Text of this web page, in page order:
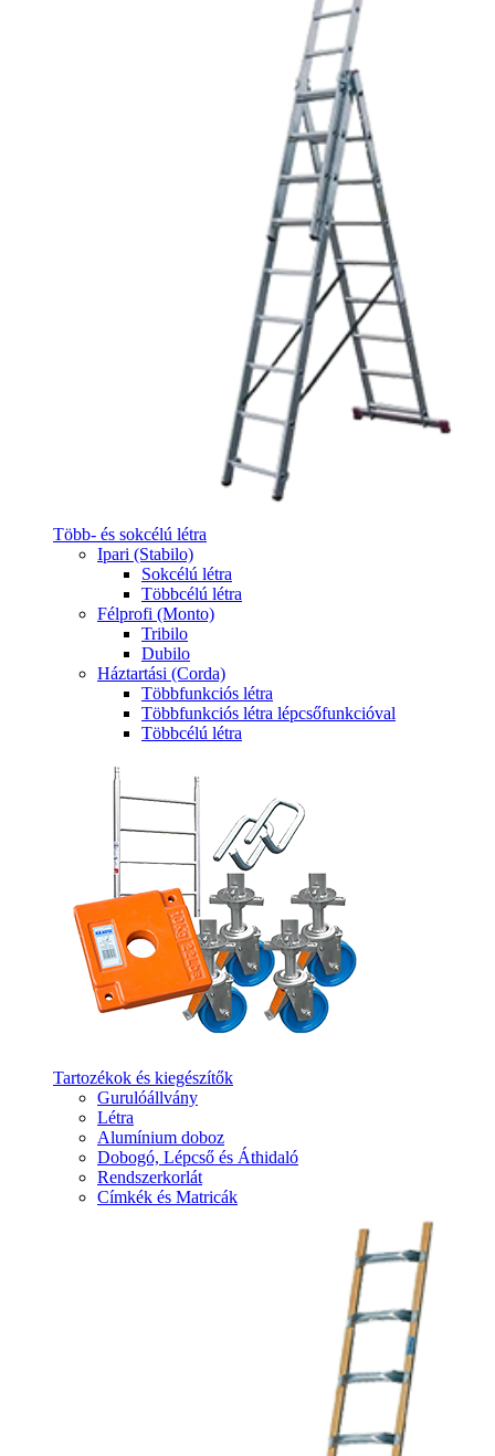
Több- és sokcélú létra
Ipari (Stabilo)
Sokcélú létra
Többcélú létra
Félprofi (Monto)
Tribilo
Dubilo
Háztartási (Corda)
Többfunkciós létra
Többfunkciós létra lépcsőfunkcióval
Többcélú létra
Tartozékok és kiegészítők
Gurulóállvány
Létra
Alumínium doboz
Dobogó, Lépcső és Áthidaló
Rendszerkorlát
Címkék és Matricák